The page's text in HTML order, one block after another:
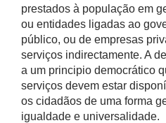
prestados à população em
ou entidades ligadas ao
público, ou de empresas
serviços indirectamente. A
a um principio democrático
serviços devem estar
os cidadãos de uma forma
igualdade e universalidade.